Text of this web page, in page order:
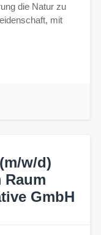
die Natur zu
mit
w/d)
Raum
GmbH